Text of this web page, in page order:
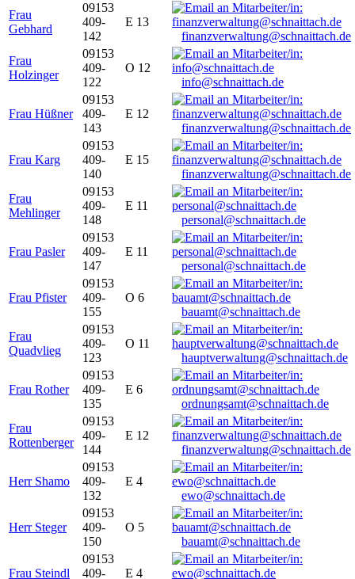
Frau
Gebhard
09153
409-
142
E 13
finanzverwaltung@schnaittach.de
Frau
Holzinger
09153
409-
122
O 12
info@schnaittach.de
Frau Hüßner
09153
409-
143
E 12
finanzverwaltung@schnaittach.de
Frau Karg
09153
409-
140
E 15
finanzverwaltung@schnaittach.de
Frau
Mehlinger
09153
409-
148
E 11
personal@schnaittach.de
Frau Pasler
09153
409-
147
E 11
personal@schnaittach.de
Frau Pfister
09153
409-
155
O 6
bauamt@schnaittach.de
Frau
Quadvlieg
09153
409-
123
O 11
hauptverwaltung@schnaittach.de
Frau Rother
09153
409-
135
E 6
ordnungsamt@schnaittach.de
Frau
Rottenberger
09153
409-
144
E 12
finanzverwaltung@schnaittach.de
Herr Shamo
09153
409-
132
E 4
ewo@schnaittach.de
Herr Steger
09153
409-
150
O 5
bauamt@schnaittach.de
Frau Steindl
09153
409-
E 4